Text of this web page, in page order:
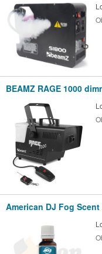
BEAMZ RAGE 1000
American DJ Fog